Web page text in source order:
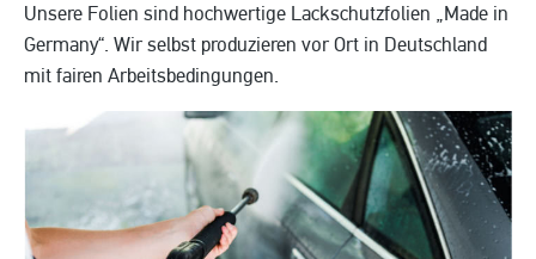
Unsere Folien sind hochwertige Lackschutzfolien „Made in
Germany“. Wir selbst produzieren vor Ort in Deutschland
mit fairen Arbeitsbedingungen.